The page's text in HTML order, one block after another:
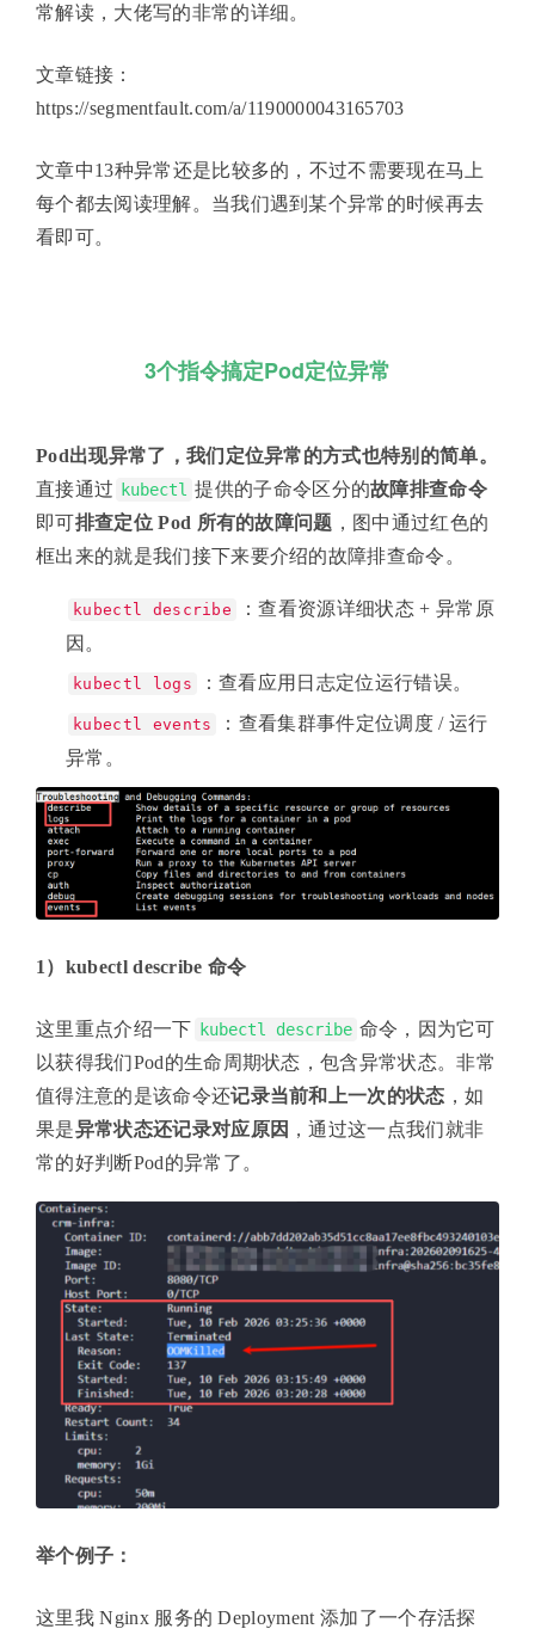
常解读，大佬写的非常的详细。
文章链接：
https://segmentfault.com/a/1190000043165703
文章中13种异常还是比较多的，不过不需要现在马上
每个都去阅读理解。当我们遇到某个异常的时候再去
看即可。
3个指令搞定Pod定位异常
Pod出现异常了，我们定位异常的方式也特别的简单。
直接通过
kubectl 提供的子命令区分的故障排查命令
即可排查定位 Pod 所有的故障问题 ，图中通过红色的
框出来的就是我们接下来要介绍的故障排查命令。
kubectl describe
：查看资源详细状态 + 异常原
因。
kubectl logs ：查看应用日志定位运行错误。
kubectl events
：查看集群事件定位调度 / 运行
异常。
1）kubectl describe 命令
这里重点介绍一下 kubectl describe 命令，因为它可
以获得我们Pod的生命周期状态，包含异常状态。非常
值得注意的是该命令还记录当前和上一次的状态 ，如
果是异常状态还记录对应原因 ，通过这一点我们就非
常的好判断Pod的异常了。
举个例子：
这里我 Nginx 服务的 Deployment 添加了一个存活探